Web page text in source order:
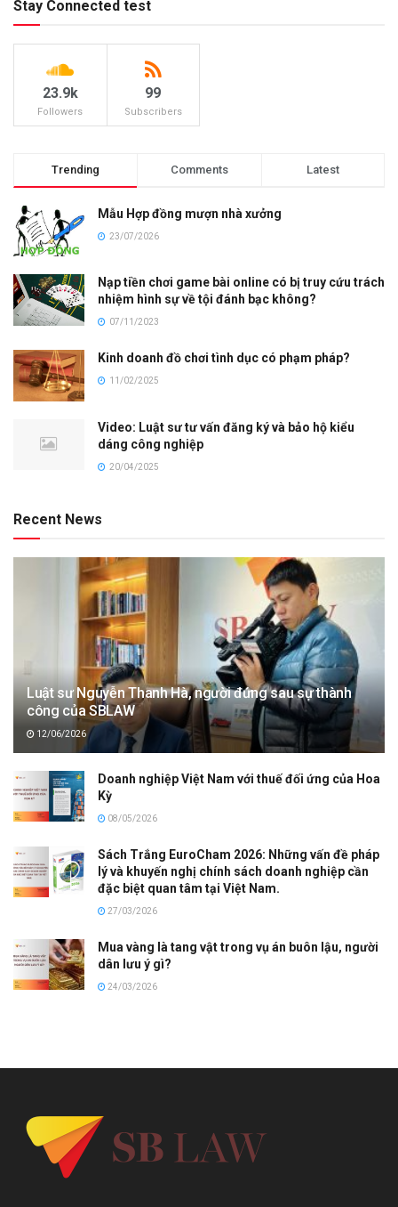
Stay Connected test
23.9k
Followers
99
Subscribers
Trending Comments Latest
Mẫu Hợp đồng mượn nhà xưởng
23/07/2026
Nạp tiền chơi game bài online có bị truy cứu trách
nhiệm hình sự về tội đánh bạc không?
07/11/2023
Kinh doanh đồ chơi tình dục có phạm pháp?
11/02/2025
Video: Luật sư tư vấn đăng ký và bảo hộ kiểu
dáng công nghiệp
20/04/2025
Recent News
Luật sư Nguyễn Thanh Hà, người đứng sau sự thành
công của SBLAW
12/06/2026
Doanh nghiệp Việt Nam với thuế đối ứng của Hoa
Kỳ
08/05/2026
Sách Trắng EuroCham 2026: Những vấn đề pháp
lý và khuyến nghị chính sách doanh nghiệp cần
đặc biệt quan tâm tại Việt Nam.
27/03/2026
Mua vàng là tang vật trong vụ án buôn lậu, người
dân lưu ý gì?
24/03/2026